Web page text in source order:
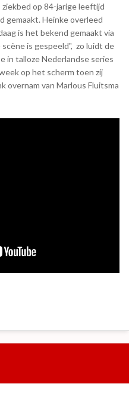
op 84-jarige leeftijd
gemaakt. Heinke overleed
is het bekend gemaakt via
is gespeeld", zo luidt de
in talloze Nederlandse series
op het scherm toen zij
overnam van Marlous Fluitsma